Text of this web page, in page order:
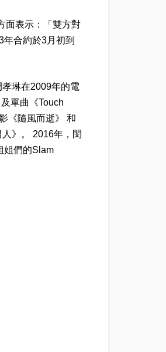
面表示：「雙方對
合約於3月初到
琳在2009年的電
單曲《Touch
《隨風而逝》 和
》。 2016年，閔
姐們的Slam